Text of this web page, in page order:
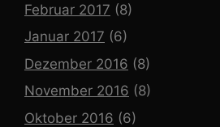
Februar 2017 (8)
Januar 2017 (6)
Dezember 2016 (8)
November 2016 (8)
Oktober 2016 (6)